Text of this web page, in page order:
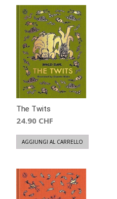
The Twits
24.90 CHF
AGGIUNGI AL CARRELLO